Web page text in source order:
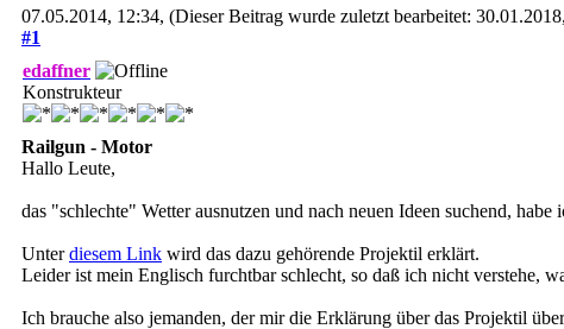
07.05.2014, 12:34, (Dieser Beitrag wurde zuletzt bearbeitet:
#1
edaffner
Konstrukteur
Railgun - Motor
Hallo Leute,
das "schlechte" Wetter ausnutzen und nach neuen Ideen suchend,
Unterdiesem Link wird das dazu gehörende Projektil erklärt.
Leider ist mein Englisch furchtbar schlecht, so daß ich nicht verstehe,
Ich brauche also jemanden, der mir die Erklärung über das Projektil